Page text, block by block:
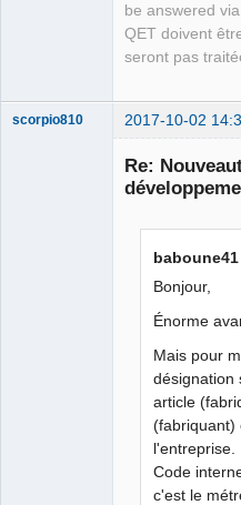
be answered
QET doivent
seront pas
scorpio810 2017-10-02
Re:
Bonjour,
Énorme
Mais pour
désignation
article
(fabriquant)
l'entreprise.
Code
c'est le